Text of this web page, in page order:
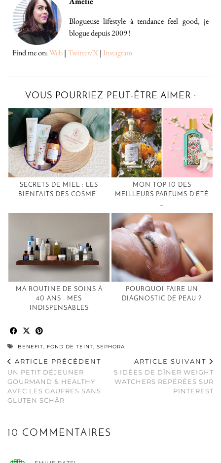
Blogueuse lifestyle à tendance feel good, je
blogue depuis 2009 !
Find me on:Web|Twitter/X| Instagram
VOUS POURRIEZ PEUT-ÊTRE AIMER :
SECRETS DE MIEL : LES
BIENFAITS DES COSMÉ…
MON TOP 10 DES
MEILLEURS PARFUMS D’ÉTÉ
…
MA ROUTINE DE SOINS À
40 ANS : MES
INDISPENSABLES
POURQUOI FAIRE UN
DIAGNOSTIC DE PEAU ?
BENEFIT, FOND DE TEINT, SEPHORA
ARTICLE PRÉCÉDENT
UN PETIT DÉJEUNER
GOURMAND & HEALTHY
AVEC LES GAUFRES SANS
GLUTEN SCHÄR
ARTICLE SUIVANT
5 IDÉES DE DÎNER WEIGHT
WATCHERS REPÉRÉES SUR
PINTEREST
10 COMMENTAIRES